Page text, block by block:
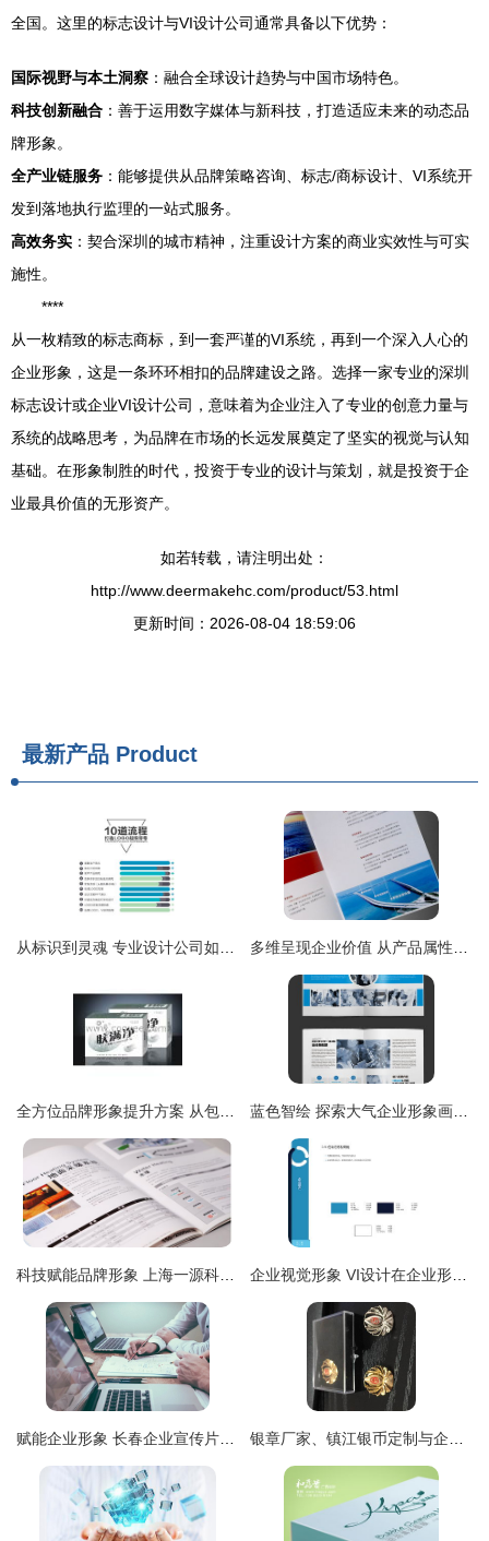
全国。这里的标志设计与VI设计公司通常具备以下优势：
国际视野与本土洞察 ：融合全球设计趋势与中国市场特色。
科技创新融合 ：善于运用数字媒体与新科技，打造适应未来的动态品
牌形象。
全产业链服务 ：能够提供从品牌策略咨询、标志/商标设计、VI系统开
发到落地执行监理的一站式服务。
高效务实 ：契合深圳的城市精神，注重设计方案的商业实效性与可实
施性。
****
从一枚精致的标志商标，到一套严谨的VI系统，再到一个深入人心的
企业形象，这是一条环环相扣的品牌建设之路。选择一家专业的深圳
标志设计或企业VI设计公司，意味着为企业注入了专业的创意力量与
系统的战略思考，为品牌在市场的长远发展奠定了坚实的视觉与认知
基础。在形象制胜的时代，投资于专业的设计与策划，就是投资于企
业最具价值的无形资产。
如若转载，请注明出处：
http://www.deermakehc.com/product/53.html
更新时间：2026-08-04 18:59:06
最新产品 Product